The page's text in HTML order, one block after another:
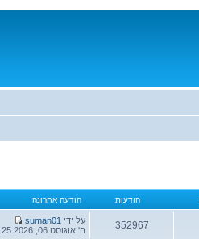
הודעות הודעה אחרונה
352967
הודעה
אחרונה
על ידי suman01
ה' אוגוסט 06, 2026 10:25 am